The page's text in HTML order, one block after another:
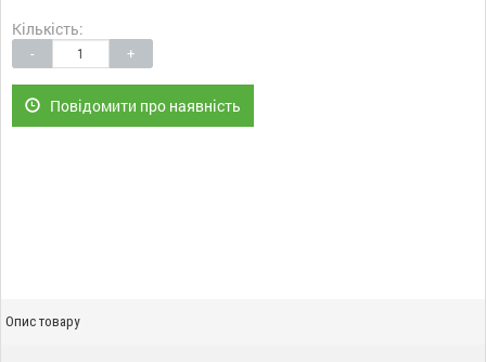
Кількість:
- +
Повідомити про наявність
Опис товару